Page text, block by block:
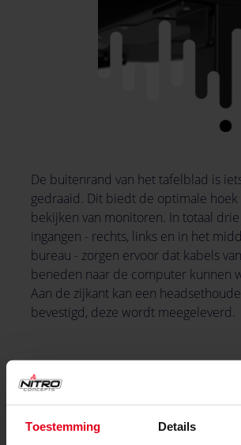
Toestemming Details
De buitenrand van het tafelblad is
gedraaid. Dit biedt de optimale hoek
bekijken van monitoren. In totaal
ingangen - rechts, links en in het
bureau - zorgen ervoor dat kabels
beneden naar de computer kunnen
Aan de zijkant kan een
bevestigd, deze wordt meegeleverd.